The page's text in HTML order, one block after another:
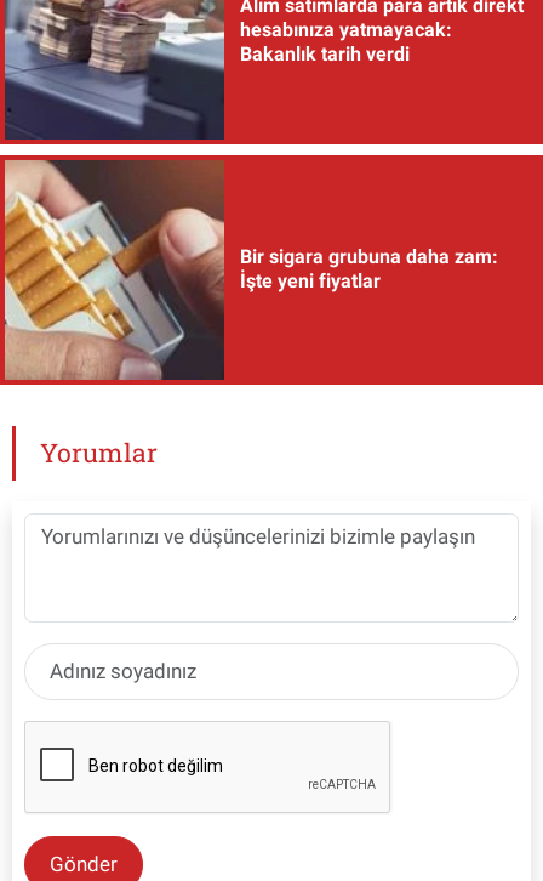
Alım satımlarda para artık direkt
hesabınıza yatmayacak:
Bakanlık tarih verdi
Bir sigara grubuna daha zam:
İşte yeni fiyatlar
Yorumlar
Gönder